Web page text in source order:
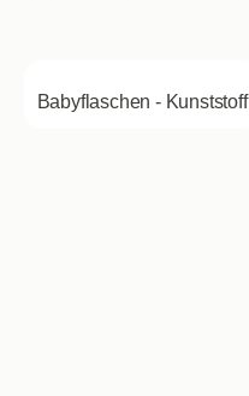
Babyflaschen - Kunststoff